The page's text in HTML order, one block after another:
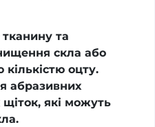
та
скла або
оцту.
абразивних
щіток, які можуть